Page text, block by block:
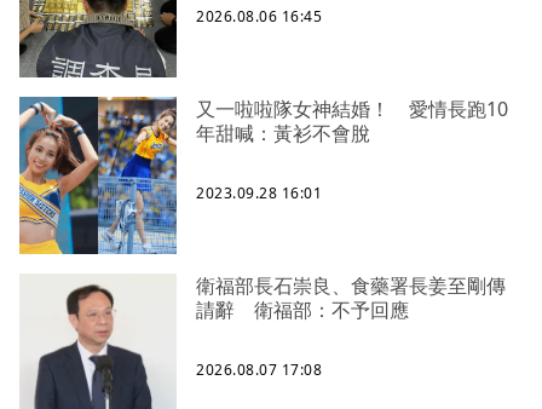
2026.08.06 16:45
又一啦啦隊女神結婚！ 愛情長跑10
年甜喊：黃衫不會脫
2023.09.28 16:01
衛福部長石崇良、食藥署長姜至剛傳
請辭 衛福部：不予回應
2026.08.07 17:08